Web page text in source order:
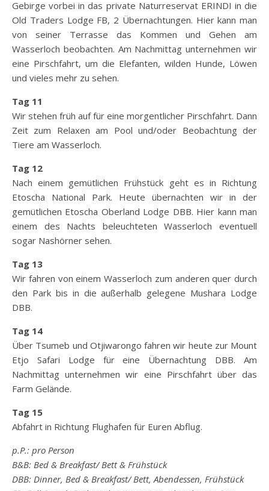
Gebirge vorbei in das private Naturreservat ERINDI in die
Old Traders Lodge FB, 2 Übernachtungen. Hier kann man
von seiner Terrasse das Kommen und Gehen am
Wasserloch beobachten. Am Nachmittag unternehmen wir
eine Pirschfahrt, um die Elefanten, wilden Hunde, Löwen
und vieles mehr zu sehen.
Tag 11
Wir stehen früh auf für eine morgentlicher Pirschfahrt. Dann
Zeit zum Relaxen am Pool und/oder Beobachtung der
Tiere am Wasserloch.
Tag 12
Nach einem gemütlichen Frühstück geht es in Richtung
Etoscha National Park. Heute übernachten wir in der
gemütlichen Etoscha Oberland Lodge DBB. Hier kann man
einem des Nachts beleuchteten Wasserloch eventuell
sogar Nashörner sehen.
Tag 13
Wir fahren von einem Wasserloch zum anderen quer durch
den Park bis in die außerhalb gelegene Mushara Lodge
DBB.
Tag 14
Über Tsumeb und Otjiwarongo fahren wir heute zur Mount
Etjo Safari Lodge für eine Übernachtung DBB. Am
Nachmittag unternehmen wir eine Pirschfahrt über das
Farm Gelände.
Tag 15
Abfahrt in Richtung Flughafen für Euren Abflug.
p.P.: pro Person
B&B: Bed & Breakfast/ Bett & Frühstück
DBB: Dinner, Bed & Breakfast/ Bett, Abendessen, Frühstück